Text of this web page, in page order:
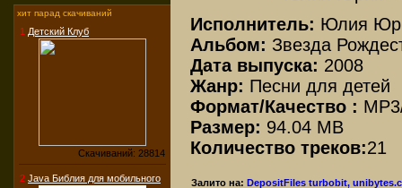
хит парад скачиваний
1 Детский Клуб
Скачиваний: 28814
2 Java Библия для мобильного
Исполнитель: Юлия
Альбом: Звезда
Дата выпуска: 2008
Жанр: Песни для детей
Формат/Качество :
Размер: 94.04 MB
Количество треков:21
Залито на: DepositFiles turbobit,